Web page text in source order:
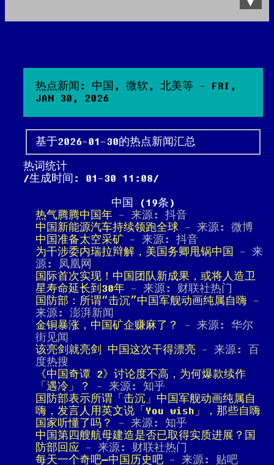
热点新闻: 中国, 微软, 北美等 - FRI,
JAN 30, 2026
基于2026-01-30的热点新闻汇总
热词统计
生成时间: 01-30 11:08
中国 (19条)
热气腾腾中国年 - 来源: 抖音
中国新能源汽车持续领跑全球 - 来源: 微博
中国准备太空采矿 - 来源: 抖音
为干涉委内瑞拉辩解，美国务卿甩锅中国
- 来
源: 凤凰网
国际首次实现！中国团队新成果，或将人造卫
星寿命延长到30年 - 来源: 财联社热门
国防部：所谓“击沉”中国军舰动画纯属自嗨 -
来源: 澎湃新闻
金铜暴涨，中国矿企赚麻了？
- 来源: 华尔
街见闻
该亮剑就亮剑 中国这次干得漂亮 - 来源: 百
度热搜
《中国奇谭 2》讨论度不高，为何爆款续作
「遇冷」？
- 来源: 知乎
国防部表示所谓「击沉」中国军舰动画纯属自
嗨，发言人用英文说「You wish」，那些自嗨
国家听懂了吗？
- 来源: 知乎
中国第四艘航母建造是否已取得实质进展？国
防部回应 - 来源: 财联社热门
每天一个奇吧—中国历史吧 - 来源: 贴吧